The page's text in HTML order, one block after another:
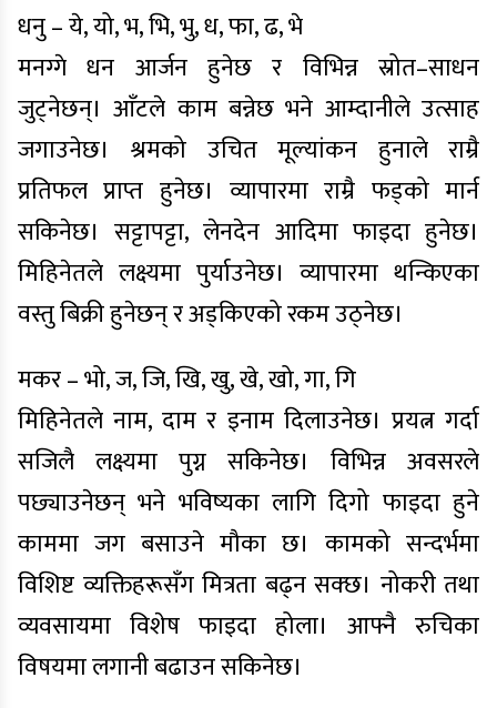
धनु – ये, यो, भ, भि, भु, ध, फा, ढ, भे
मनग्गे धन आर्जन हुनेछ र विभिन्न स्रोत–साधन
जुट्नेछन्। आँटले काम बन्नेछ भने आम्दानीले उत्साह
जगाउनेछ। श्रमको उचित मूल्यांकन हुनाले राम्रै
प्रतिफल प्राप्त हुनेछ। व्यापारमा राम्रै फड्को मार्न
सकिनेछ। सट्टापट्टा, लेनदेन आदिमा फाइदा हुनेछ।
मिहिनेतले लक्ष्यमा पुर्याउनेछ। व्यापारमा थन्किएका
वस्तु बिक्री हुनेछन् र अड्किएको रकम उठ्नेछ।
मकर – भो, ज, जि, खि, खु, खे, खो, गा, गि
मिहिनेतले नाम, दाम र इनाम दिलाउनेछ। प्रयत्न गर्दा
सजिलै लक्ष्यमा पुग्न सकिनेछ। विभिन्न अवसरले
पछ्याउनेछन् भने भविष्यका लागि दिगो फाइदा हुने
काममा जग बसाउने मौका छ। कामको सन्दर्भमा
विशिष्ट व्यक्तिहरूसँग मित्रता बढ्न सक्छ। नोकरी तथा
व्यवसायमा विशेष फाइदा होला। आफ्नै रुचिका
विषयमा लगानी बढाउन सकिनेछ।